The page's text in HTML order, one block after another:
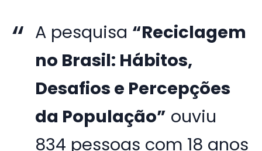
A pesquisa “Reciclagem
no Brasil: Hábitos,
Desafios e Percepções
da População” ouviu
834 pessoas com 18 anos